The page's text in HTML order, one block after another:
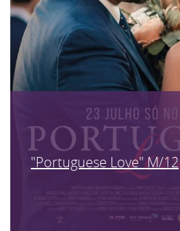
"Portuguese Love" M/12